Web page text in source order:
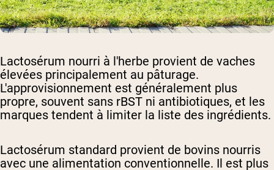
Lactosérum nourri à l'herbe provient de vaches
élevées principalement au pâturage.
L'approvisionnement est généralement plus
propre, souvent sans rBST ni antibiotiques, et les
marques tendent à limiter la liste des ingrédients.
Lactosérum standard provient de bovins nourris
avec une alimentation conventionnelle. Il est plus